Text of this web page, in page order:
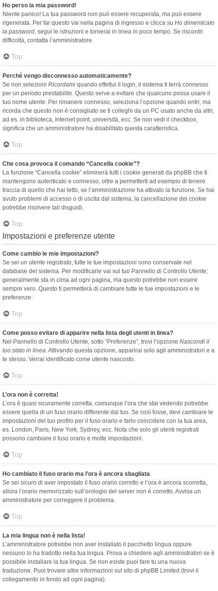
Ho perso la mia password!
Niente panico! La tua password non può essere recuperata, ma può essere
rigenerata. Per far questo vai nella pagina di ingresso e clicca su Ho dimenticato
la password, segui le istruzioni e tornerai in linea in poco tempo. Se riscontri
difficoltà, contatta l’amministratore.
Top
Perché vengo disconnesso automaticamente?
Se non selezioni Ricordami quando effettui il login, il sistema ti terrà connesso
per un periodo prestabilito. Questo serve a evitare che qualcuno possa usare il
tuo nome utente. Per rimanere connesso, seleziona l’opzione quando entri, ma
ricorda che questo non è consigliato se ti colleghi da un PC usato anche da altri,
ad es. in biblioteca, Internet point, università, ecc. Se non vedi il checkbox,
significa che un amministratore ha disabilitato questa caratteristica.
Top
Che cosa provoca il comando “Cancella cookie”?
La funzione “Cancella cookie” eliminerà tutti i cookie generati da phpBB che ti
mantengono autenticato e connesso, oltre a permetterti ad esempio di tenere
traccia di quello che hai letto, se l’amministrazione ha attivato la funzione. Se hai
avuto problemi di accesso o di uscita dal sistema, la cancellazione dei cookie
potrebbe risolvere tali disguidi.
Top
Impostazioni e preferenze utente
Come cambio le mie impostazioni?
Se sei un utente registrato, tutte le tue impostazioni sono conservate nel
database del sistema. Per modificarle vai sul tuo Pannello di Controllo Utente;
generalmente sta in cima ad ogni pagina, ma questo potrebbe non essere
sempre vero. Questo ti permetterà di cambiare tutte le tue impostazioni e le
preferenze.
Top
Come posso evitare di apparire nella lista degli utenti in linea?
Nel Pannello di Controllo Utente, sotto “Preferenze”, trovi l’opzione Nascondi il
tuo stato in linea. Attivando questa opzione, apparirai solo agli amministratori e a
te stesso. Verrai identificato come utente nascosto.
Top
L’ora non è corretta!
L’ora è quasi sicuramente corretta, comunque l’ora che stai vedendo potrebbe
essere quella di un fuso orario differente dal tuo. Se così fosse, devi cambiare le
impostazioni del tuo profilo per il fuso orario e farlo coincidere con la tua area,
es. London, Paris, New York, Sydney, ecc. Nota che solo gli utenti registrati
possono cambiare il fuso orario e molte impostazioni.
Top
Ho cambiato il fuso orario ma l’ora è ancora sbagliata
Se sei sicuro di aver impostato il fuso orario corretto e l’ora è ancora scorretta,
allora l’orario memorizzato sull’orologio del server non è corretto. Avvisa un
amministratore per correggere il problema.
Top
La mia lingua non è nella lista!
L’amministratore potrebbe non aver installato il pacchetto lingua oppure
nessuno lo ha tradotto nella tua lingua. Prova a chiedere agli amministratori se è
possibile installare la tua lingua. Se non esiste puoi fare tu una nuova
traduzione. Puoi trovare altre informazioni sul sito di phpBB Limited (trovi il
collegamento in fondo ad ogni pagina).